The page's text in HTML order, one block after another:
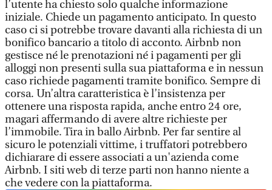
l’utente ha chiesto solo qualche informazione
iniziale. Chiede un pagamento anticipato. In questo
caso ci si potrebbe trovare davanti alla richiesta di un
bonifico bancario a titolo di acconto. Airbnb non
gestisce né le prenotazioni né i pagamenti per gli
alloggi non presenti sulla sua piattaforma e in nessun
caso richiede pagamenti tramite bonifico. Sempre di
corsa. Un’altra caratteristica è l’insistenza per
ottenere una risposta rapida, anche entro 24 ore,
magari affermando di avere altre richieste per
l’immobile. Tira in ballo Airbnb. Per far sentire al
sicuro le potenziali vittime, i truffatori potrebbero
dichiarare di essere associati a un'azienda come
Airbnb. I siti web di terze parti non hanno niente a
che vedere con la piattaforma.